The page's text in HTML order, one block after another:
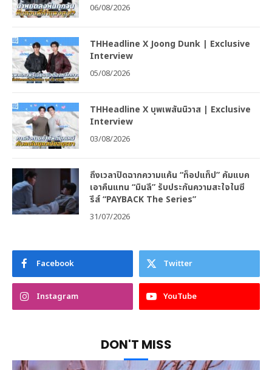
06/08/2026
THHeadline X Joong Dunk | Exclusive
Interview
05/08/2026
THHeadline X บุพเพสันนิวาส | Exclusive
Interview
03/08/2026
ถึงเวลาปิดฉากความแค้น “ท็อปแท็ป” คัมแบค
เอาคืนแทน “มินลี” รับประกันความสะใจในซี
รีส์ “PAYBACK The Series”
31/07/2026
Facebook Twitter
Instagram YouTube
DON'T MISS